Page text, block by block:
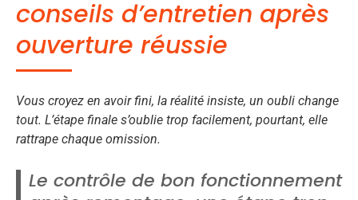
conseils d’entretien après
ouverture réussie
Vous croyez en avoir fini, la réalité insiste, un oubli change
tout. L’étape finale s’oublie trop facilement, pourtant, elle
rattrape chaque omission.
Le contrôle de bon fonctionnement